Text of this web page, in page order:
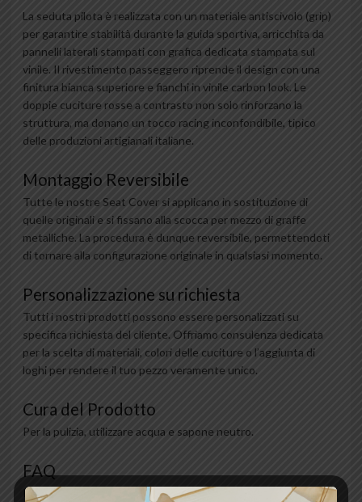
La seduta pilota è realizzata con un materiale antiscivolo (grip)
per garantire stabilità durante la guida sportiva, arricchita da
pannelli laterali stampati con grafica dedicata stampata sul
vinile. Il rivestimento passeggero riprende il design con una
finitura bianca superiore e fianchi in vinile carbon look. Le
doppie cuciture rosse a contrasto non solo rinforzano la
struttura, ma donano un tocco racing inconfondibile, tipico
delle produzioni artigianali italiane.
Montaggio Reversibile
Tutte le nostre Seat Cover si applicano in sostituzione di
quelle originali e si fissano alla scocca per mezzo di graffe
metalliche. La procedura è dunque reversibile, permettendoti
di tornare alla configurazione originale in qualsiasi momento.
Personalizzazione su richiesta
Tutti i nostri prodotti possono essere personalizzati su
specifica richiesta del cliente. Offriamo consulenza dedicata
per la scelta di materiali, colori delle cuciture o l’aggiunta di
loghi per rendere il tuo pezzo veramente unico.
Cura del Prodotto
Per la pulizia, utilizzare acqua e sapone neutro.
FAQ
Il prodotto comprende solo il rivestimento? Sì, l’oggetto in